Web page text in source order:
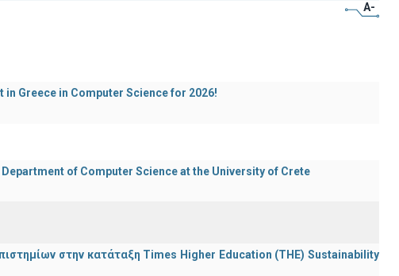
A-
Greece in Computer Science for 2026!
of Computer Science at the University of Crete
στην κατάταξη Times Higher Education (ΤΗΕ) Sustainability